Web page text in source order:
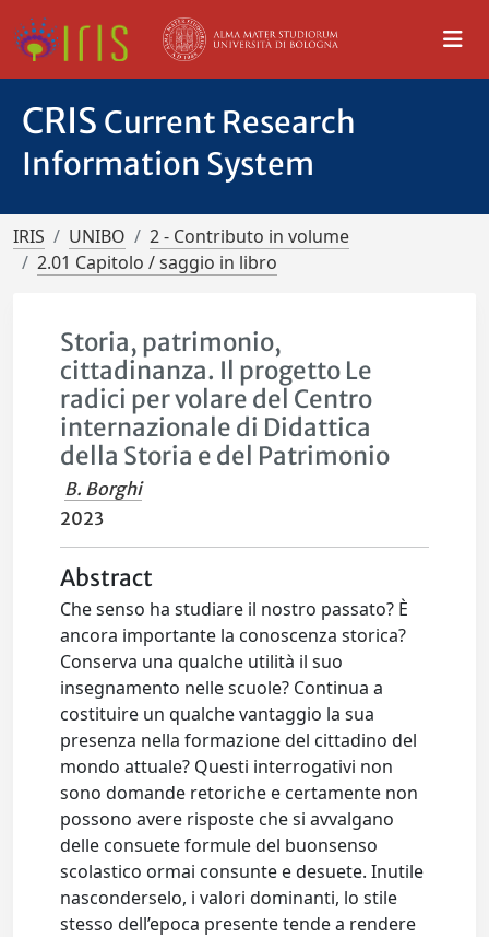
CRIS Current Research
Information System
IRIS UNIBO
2 - Contributo in volume
2.01 Capitolo / saggio in libro
Storia, patrimonio,
cittadinanza. Il progetto Le
radici per volare del Centro
internazionale di Didattica
della Storia e del Patrimonio
B. Borghi
2023
Abstract
Che senso ha studiare il nostro passato? È
ancora importante la conoscenza storica?
Conserva una qualche utilità il suo
insegnamento nelle scuole? Continua a
costituire un qualche vantaggio la sua
presenza nella formazione del cittadino del
mondo attuale? Questi interrogativi non
sono domande retoriche e certamente non
possono avere risposte che si avvalgano
delle consuete formule del buonsenso
scolastico ormai consunte e desuete. Inutile
nasconderselo, i valori dominanti, lo stile
stesso dell’epoca presente tende a rendere